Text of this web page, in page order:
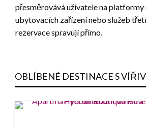
přesměrovává uživatele na
ubytovacích zařízení nebo služeb
rezervace spravují přímo.
OBLÍBENÉ DESTINACE S